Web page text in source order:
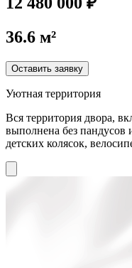
36.6 м²
Оставить заявку
Уютная территория
Вся территория двора,
выполнена без пандусов
детских колясок,